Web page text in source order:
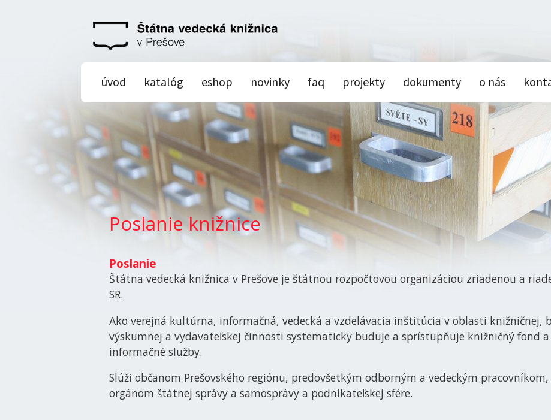
úvod katalóg eshop novinky faq projekty dokumenty o nás
Poslanie knižnice
Poslanie
Štátna vedecká knižnica v Prešove je štátnou rozpočtovou organizáciou zriadenou a
SR.
Ako verejná kultúrna, informačná, vedecká a vzdelávacia inštitúcia v oblasti knižničnej,
výskumnej a vydavateľskej činnosti systematicky buduje a sprístupňuje knižničný fond
informačné služby.
Slúži občanom Prešovského regiónu, predovšetkým odborným a vedeckým
orgánom štátnej správy a samosprávy a podnikateľskej sfére.